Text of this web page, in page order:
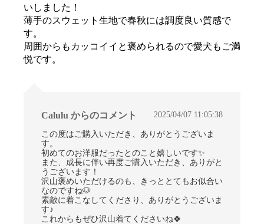
いしました！
薄手のスウェット生地で春秋には調度良い質感で
す。
周囲からもカッコイイと褒められるので愛犬もご満
悦です。
Calulu からのコメント 2025/04/07 11:05:38
この度はご購入いただき、ありがとうございま
す。
初めてのお洋服だったとのこと嬉しいです✨
また、成長に伴い再度ご購入いただき、ありがと
うございます！
沢山褒めいただけるのも、きっととてもお似合い
なのですね🐶
素敵に着こなしてくださり、ありがとうございま
す♪
これからもぜひ沢山着てくださいね🍀